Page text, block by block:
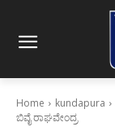
Home kundapura
ಬಿವೈ ರಾಘವೇಂದ್ರ